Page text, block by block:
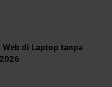
di Laptop tanpa